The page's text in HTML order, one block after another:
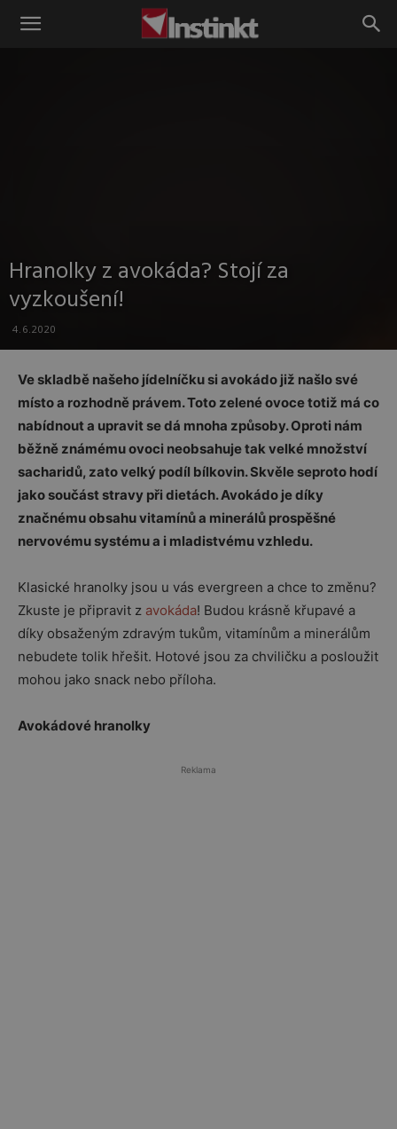
Instinkt
Hranolky z avokáda? Stojí za
vyzkoušení!
4.6.2020
Ve skladbě našeho jídelníčku si avokádo již našlo své
místo a rozhodně právem. Toto zelené ovoce totiž má co
nabídnout a upravit se dá mnoha způsoby. Oproti nám
běžně známému ovoci neobsahuje tak velké množství
sacharidů, zato velký podíl bílkovin. Skvěle seproto hodí
jako součást stravy při dietách. Avokádo je díky
značnému obsahu vitamínů a minerálů prospěšné
nervovému systému a i mladistvému vzhledu.
Klasické hranolky jsou u vás evergreen a chce to změnu?
Zkuste je připravit z avokáda! Budou krásně křupavé a
díky obsaženým zdravým tukům, vitamínům a minerálům
nebudete tolik hřešit. Hotové jsou za chviličku a posloužit
mohou jako snack nebo příloha.
Avokádové hranolky
Reklama